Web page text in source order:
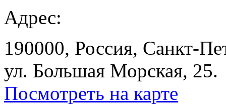
Адрес:
190000, Россия, Санкт-
ул. Большая Морская, 25.
Посмотреть на карте